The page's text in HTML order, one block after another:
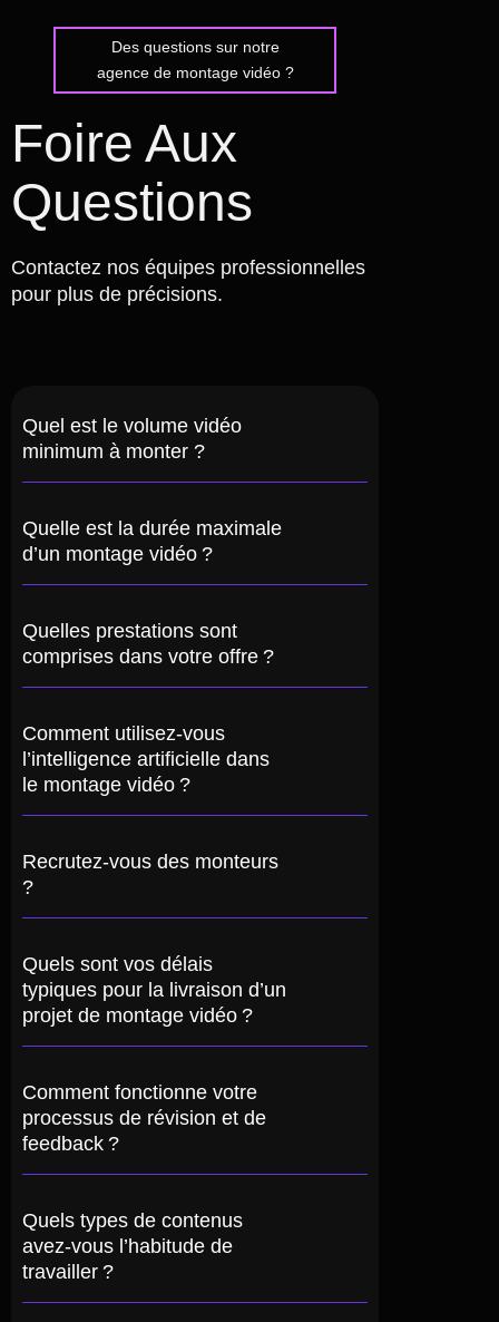
Des questions sur notre
agence de montage vidéo ?
Foire Aux
Questions
Contactez nos équipes professionnelles
pour plus de précisions.
Quel est le volume vidéo
minimum à monter ?
Quelle est la durée maximale
d’un montage vidéo ?
Quelles prestations sont
comprises dans votre offre ?
Comment utilisez-vous
l’intelligence artificielle dans
le montage vidéo ?
Recrutez-vous des monteurs
?
Quels sont vos délais
typiques pour la livraison d’un
projet de montage vidéo ?
Comment fonctionne votre
processus de révision et de
feedback ?
Quels types de contenus
avez-vous l’habitude de
travailler ?